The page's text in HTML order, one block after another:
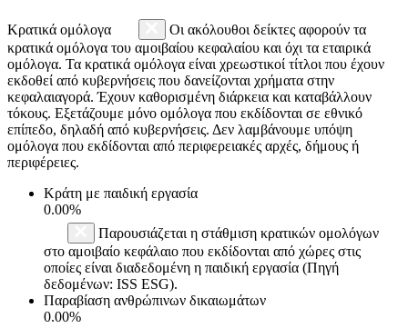
Κρατικά ομόλογα
Οι ακόλουθοι δείκτες αφορούν τα
κρατικά ομόλογα του αμοιβαίου κεφαλαίου και όχι τα εταιρικά
ομόλογα. Τα κρατικά ομόλογα είναι χρεωστικοί τίτλοι που έχουν
εκδοθεί από κυβερνήσεις που δανείζονται χρήματα στην
κεφαλαιαγορά. Έχουν καθορισμένη διάρκεια και καταβάλλουν
τόκους. Εξετάζουμε μόνο ομόλογα που εκδίδονται σε εθνικό
επίπεδο, δηλαδή από κυβερνήσεις. Δεν λαμβάνουμε υπόψη
ομόλογα που εκδίδονται από περιφερειακές αρχές, δήμους ή
περιφέρειες.
Κράτη με παιδική εργασία
0.00%
Παρουσιάζεται η στάθμιση κρατικών ομολόγων
στο αμοιβαίο κεφάλαιο που εκδίδονται από χώρες στις
οποίες είναι διαδεδομένη η παιδική εργασία (Πηγή
δεδομένων: ISS ESG).
Παραβίαση ανθρώπινων δικαιωμάτων
0.00%